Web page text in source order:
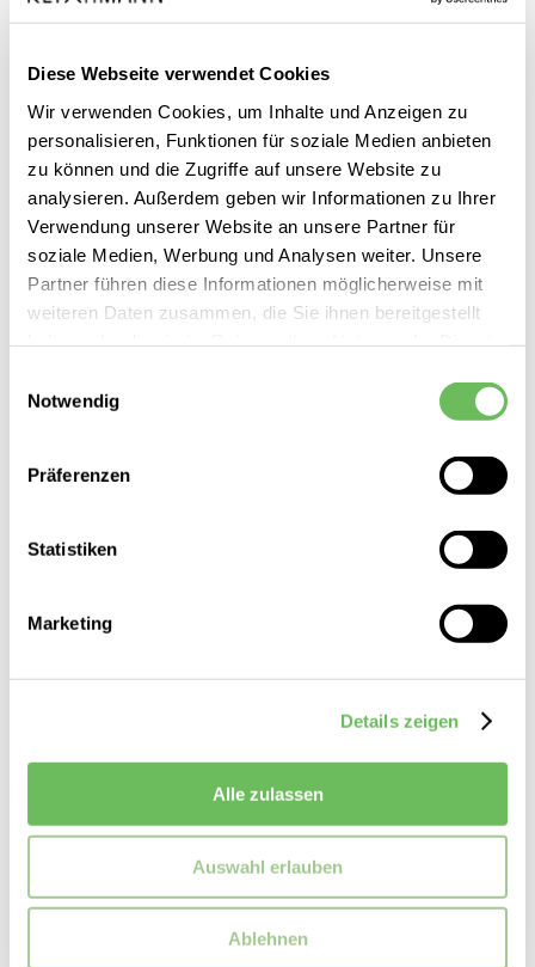
Diese Webseite verwendet Cookies
Wir verwenden Cookies, um Inhalte und Anzeigen zu
personalisieren, Funktionen für soziale Medien anbieten
zu können und die Zugriffe auf unsere Website zu
analysieren. Außerdem geben wir Informationen zu Ihrer
Verwendung unserer Website an unsere Partner für
soziale Medien, Werbung und Analysen weiter. Unsere
Partner führen diese Informationen möglicherweise mit
weiteren Daten zusammen, die Sie ihnen bereitgestellt
Notwendig
Präferenzen
Statistiken
Marketing
Details zeigen
Alle zulassen
Auswahl erlauben
Ablehnen